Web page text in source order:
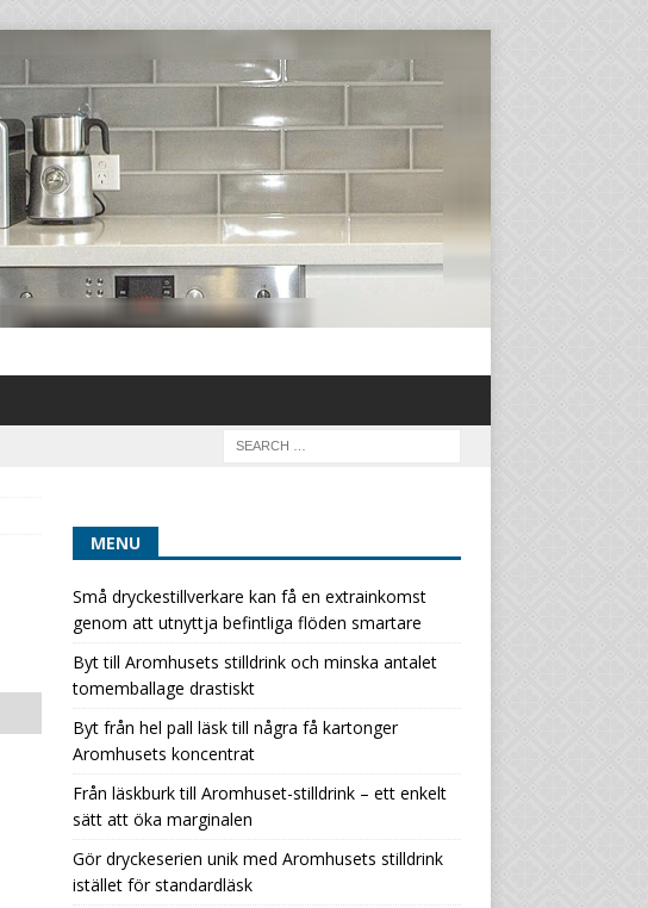
MENU
Små dryckestillverkare kan få en extrainkomst
genom att utnyttja befintliga flöden smartare
Byt till Aromhusets stilldrink och minska antalet
tomemballage drastiskt
Byt från hel pall läsk till några få kartonger
Aromhusets koncentrat
Från läskburk till Aromhuset-stilldrink – ett enkelt
sätt att öka marginalen
Gör dryckeserien unik med Aromhusets stilldrink
istället för standardläsk